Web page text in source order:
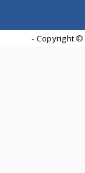
- Copyright ©